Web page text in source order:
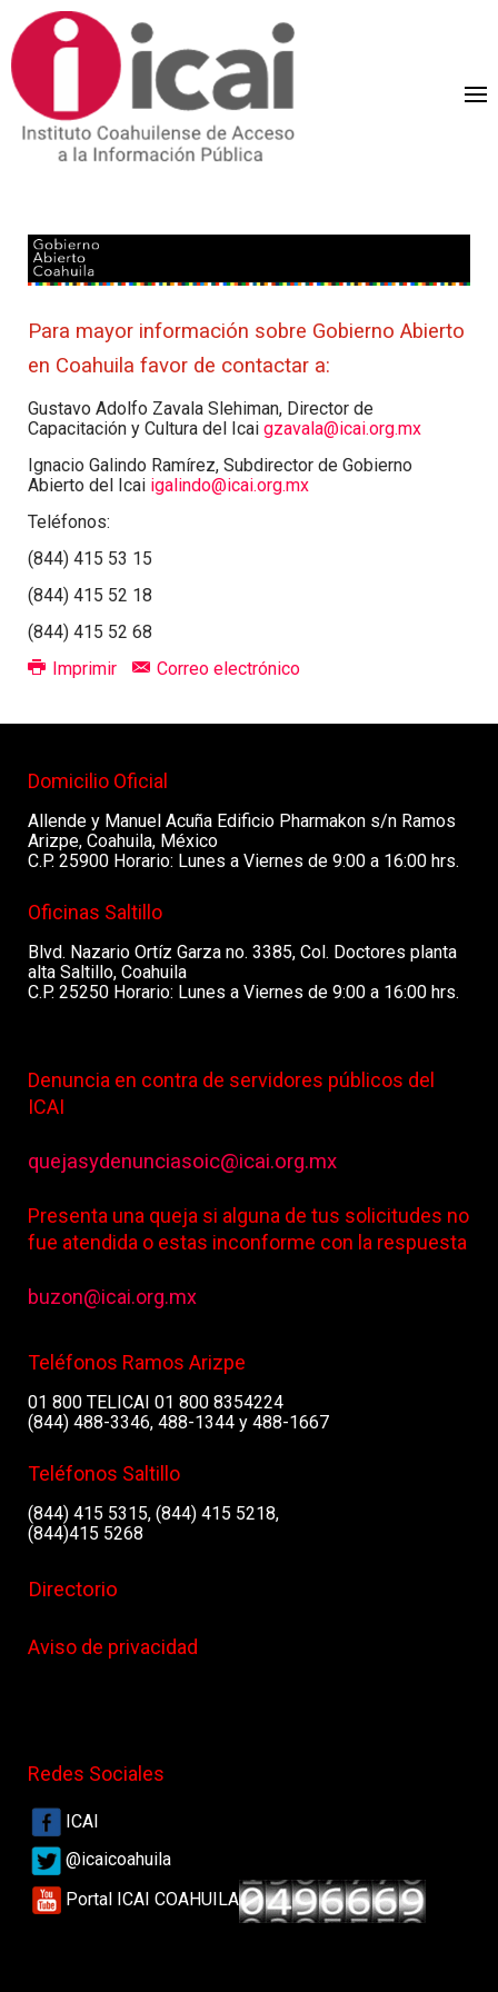
Para mayor información sobre Gobierno Abierto
en Coahuila favor de contactar a:
Gustavo Adolfo Zavala Slehiman, Director de
Capacitación y Cultura del Icai gzavala@icai.org.mx
Ignacio Galindo Ramírez, Subdirector de Gobierno
Abierto del Icai igalindo@icai.org.mx
Teléfonos:
(844) 415 53 15
(844) 415 52 18
(844) 415 52 68
Imprimir
Correo electrónico
Domicilio Oficial
Allende y Manuel Acuña Edificio Pharmakon s/n Ramos
Arizpe, Coahuila, México
C.P. 25900 Horario: Lunes a Viernes de 9:00 a 16:00 hrs.
Oficinas Saltillo
Blvd. Nazario Ortíz Garza no. 3385, Col. Doctores planta
alta Saltillo, Coahuila
C.P. 25250 Horario: Lunes a Viernes de 9:00 a 16:00 hrs.
Denuncia en contra de servidores públicos del
ICAI
quejasydenunciasoic@icai.org.mx
Presenta una queja si alguna de tus solicitudes no
fue atendida o estas inconforme con la respuesta
buzon@icai.org.mx
Teléfonos Ramos Arizpe
01 800 TELICAI 01 800 8354224
(844) 488-3346, 488-1344 y 488-1667
Teléfonos Saltillo
(844) 415 5315, (844) 415 5218,
(844)415 5268
Directorio
Aviso de privacidad
Redes Sociales
ICAI
@icaicoahuila
Portal ICAI COAHUILA